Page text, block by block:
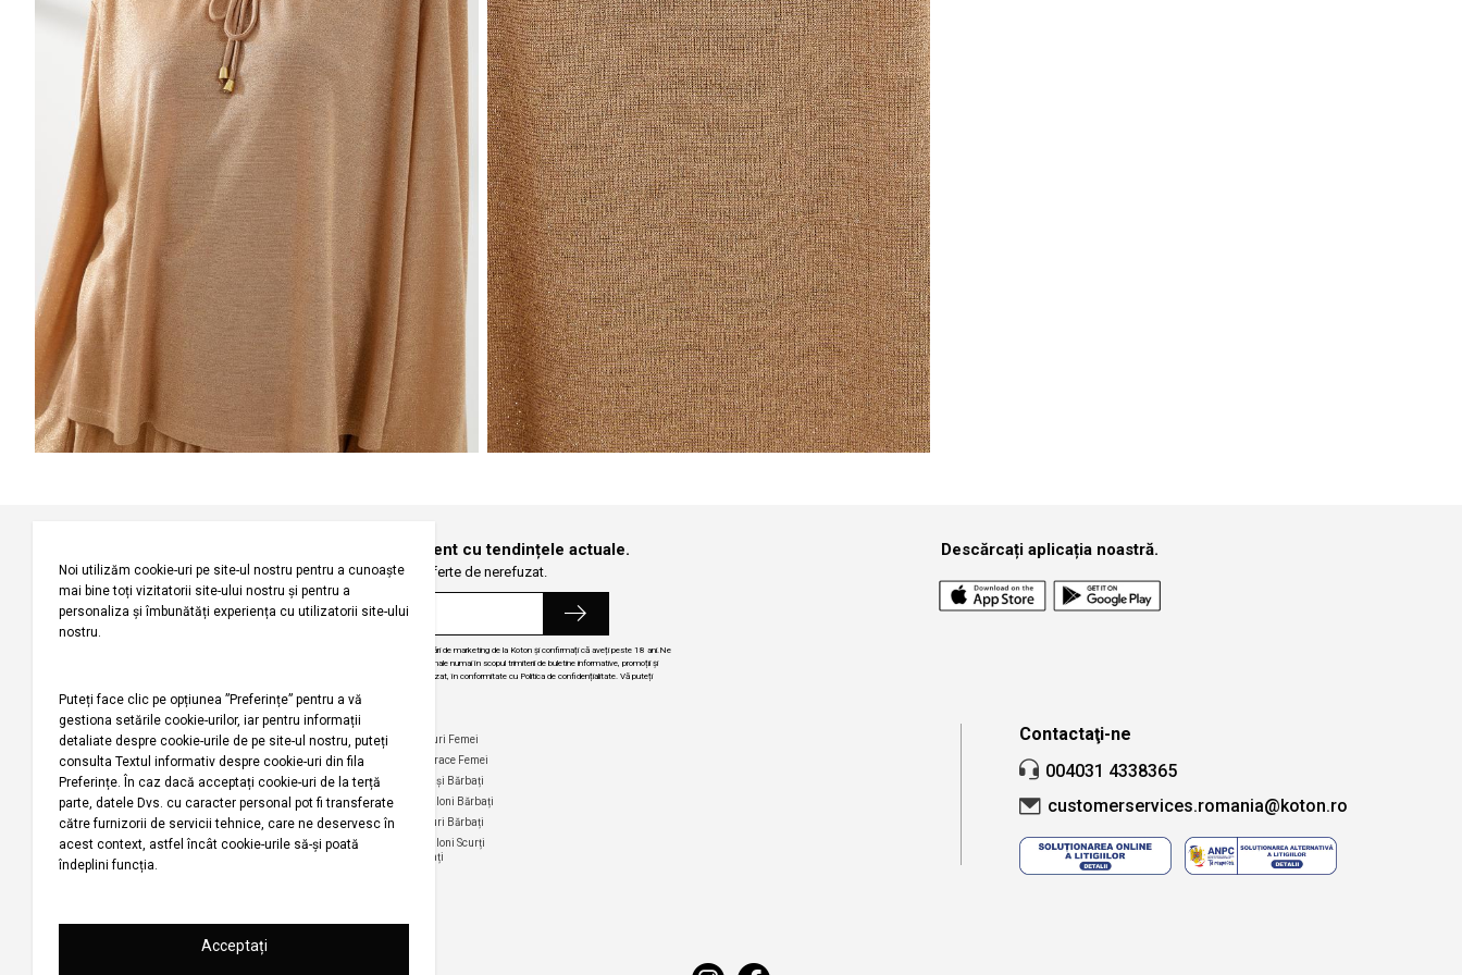
Înregistrați-vă pentru a fi la curent cu tendințele actuale.
Fiți primii care primesc oferte de nerefuzat.
Prin abonarea la buletinul nostru informativ, sunteți de acord să primiți comunicări de marketing de la Koton și confirmați că aveți peste 18 ani.Ne
angajăm să vă protejăm confidențialitatea și vom folosi informațiile dvs. personale numai în scopul trimiterii de buletine informative, promoții și
actualizări despre produsele și serviciile noastre, să vă oferim conținut personalizat, în conformitate cu Politica de confidențialitate. Vă puteți
Descărcați aplicația noastră.
Companie
Despre noi
Politica
privind
utilizarea
modulelor de
tip cookie
Termeni și
condiții
campanie
Ajutor
Întrebări frecvente
Politica de Anulare și
Urmărirea comenzii
fără înregistrare
Politica de
Categorii Populare
Rochii Femei
Tricouri Femei
Cămăși Femei
Pantaloni Femei
Fuste Femei
Maiouri Femei
Hanorace Femei
Cămași Bărbați
Pantaloni Bărbați
Tricouri Bărbați
Pantaloni Scurți
Bărbați
Contactaţi-ne
004031 4338365
customerservices.romania@koton.ro
Continuă cumpărăturile